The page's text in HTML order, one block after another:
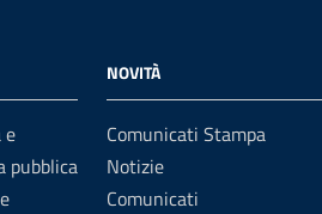
e
pubblica
NOVITÀ
Comunicati Stampa
Notizie
Comunicati